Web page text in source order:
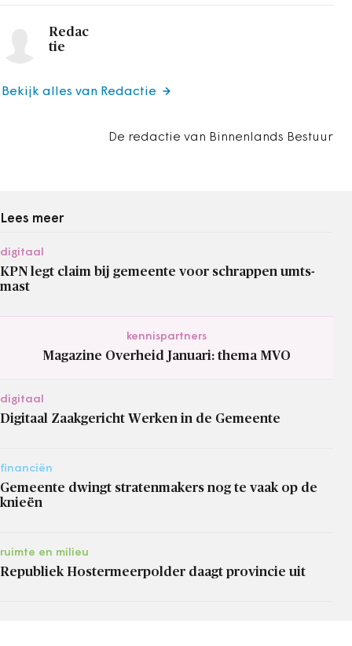
Redac
tie
De redactie van Binnenlands Bestuur
Bekijk alles van Redactie
Lees meer
digitaal
KPN legt claim bij gemeente voor schrappen umts-
mast
kennispartners
Magazine Overheid Januari: thema MVO
digitaal
Digitaal Zaakgericht Werken in de Gemeente
financiën
Gemeente dwingt stratenmakers nog te vaak op de
knieën
ruimte en milieu
Republiek Hostermeerpolder daagt provincie uit